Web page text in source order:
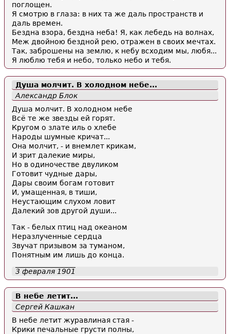
поглощен.
Я смотрю в глаза: в них та же даль пространств и
даль времен.
Бездна взора, бездна неба! Я, как лебедь на волнах,
Меж двойною бездной рею, отражен в своих мечтах.
Так, заброшены на землю, к небу всходим мы, любя...
Я люблю тебя и небо, только небо и тебя.
Душа молчит. В холодном небе...
Александр Блок
Душа молчит. В холодном небе
Всё те же звезды ей горят.
Кругом о злате иль о хлебе
Народы шумные кричат...
Она молчит, - и внемлет крикам,
И зрит далекие миры,
Но в одиночестве двуликом
Готовит чудные дары,
Дары своим богам готовит
И, умащенная, в тиши,
Неустающим слухом ловит
Далекий зов другой души...
Так - белых птиц над океаном
Неразлученные сердца
Звучат призывом за туманом,
Понятным им лишь до конца.
3 февраля 1901
В небе летит...
Сергей Кашкан
В небе летит журавлиная стая -
Крики печальные грусти полны,